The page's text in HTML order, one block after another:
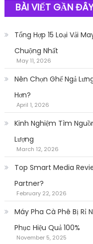
BÀI VIẾT GẦN ĐÂY
Tổng Hợp 15 Loại Vải
Chuộng Nhất
May 11, 2026
Nên Chọn Ghế Ngả
Hơn?
April 1, 2026
Kinh Nghiệm Tìm
Lượng
March 12, 2026
Top Smart Media
Partner?
February 22, 2026
Máy Pha Cà Phê Bị Rỉ
Phục Hiệu Quả 100%
November 5, 2025